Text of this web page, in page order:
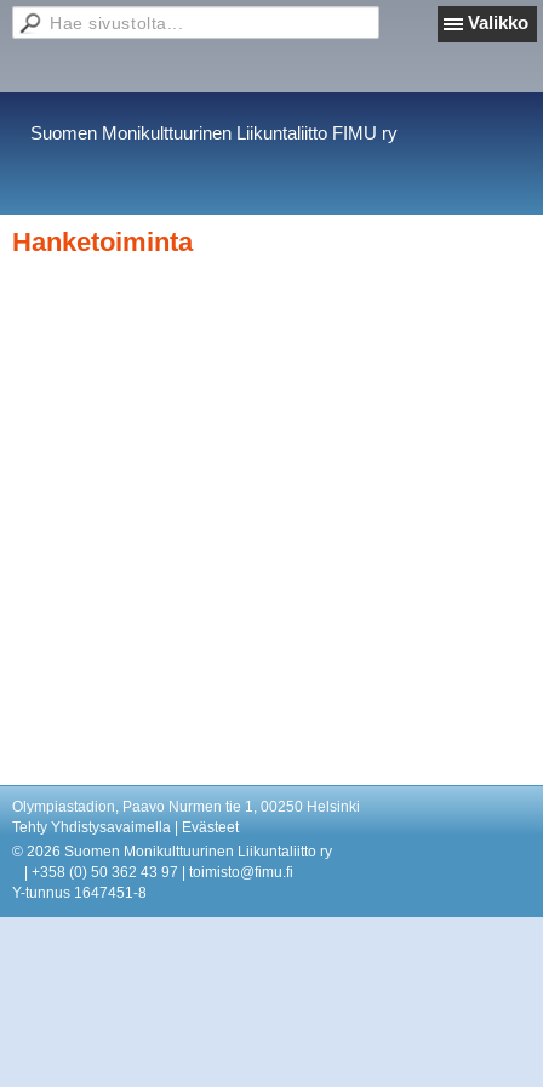
Valikko
Suomen Monikulttuurinen Liikuntaliitto FIMU ry
Hanketoiminta
Olympiastadion, Paavo Nurmen tie 1, 00250 Helsinki
Tehty Yhdistysavaimella
Evästeet
© 2026 Suomen Monikulttuurinen Liikuntaliitto ry
| +358 (0) 50 362 43 97 | toimisto@fimu.fi
Y-tunnus 1647451-8